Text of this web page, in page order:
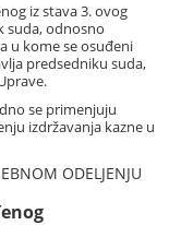
iz stava 3. ovog
suda, odnosno
u kome se osuđeni
predsedniku suda,
se primenjuju
izdržavanja kazne u
ODELJENJU